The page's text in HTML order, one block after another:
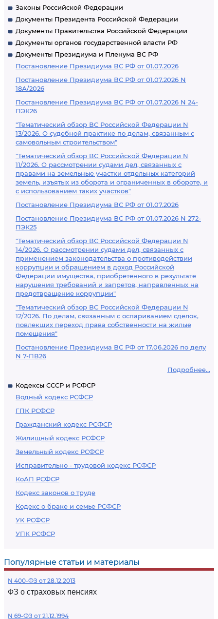
Законы Российской Федерации
Документы Президента Российской Федерации
Документы Правительства Российской Федерации
Документы органов государственной власти РФ
Документы Президиума и Пленума ВС РФ
Постановление Президиума ВС РФ от 01.07.2026
Постановление Президиума ВС РФ от 01.07.2026 N
18А/2026
Постановление Президиума ВС РФ от 01.07.2026 N 24-
ПЭК26
"Тематический обзор ВС Российской Федерации N
13/2026. О судебной практике по делам, связанным с
самовольным строительством"
"Тематический обзор ВС Российской Федерации N
11/2026. О рассмотрении судами дел, связанных с
правами на земельные участки отдельных категорий
земель, изъятых из оборота и ограниченных в обороте, и
с использованием таких участков"
Постановление Президиума ВС РФ от 01.07.2026
Постановление Президиума ВС РФ от 01.07.2026 N 272-
ПЭК25
"Тематический обзор ВС Российской Федерации N
14/2026. О рассмотрении судами дел, связанных с
применением законодательства о противодействии
коррупции и обращением в доход Российской
Федерации имущества, приобретенного в результате
нарушения требований и запретов, направленных на
предотвращение коррупции"
"Тематический обзор ВС Российской Федерации N
12/2026. По делам, связанным с оспариванием сделок,
повлекших переход права собственности на жилые
помещения"
Постановление Президиума ВС РФ от 17.06.2026 по делу
N 7-ПВ26
Подробнее...
Кодексы СССР и РСФСР
Водный кодекс РСФСР
ГПК РСФСР
Гражданский кодекс РСФСР
Жилищный кодекс РСФСР
Земельный кодекс РСФСР
Исправительно - трудовой кодекс РСФСР
КоАП РСФСР
Кодекс законов о труде
Кодекс о браке и семье РСФСР
УК РСФСР
УПК РСФСР
Популярные статьи и материалы
N 400-ФЗ от 28.12.2013
ФЗ о страховых пенсиях
N 69-ФЗ от 21.12.1994